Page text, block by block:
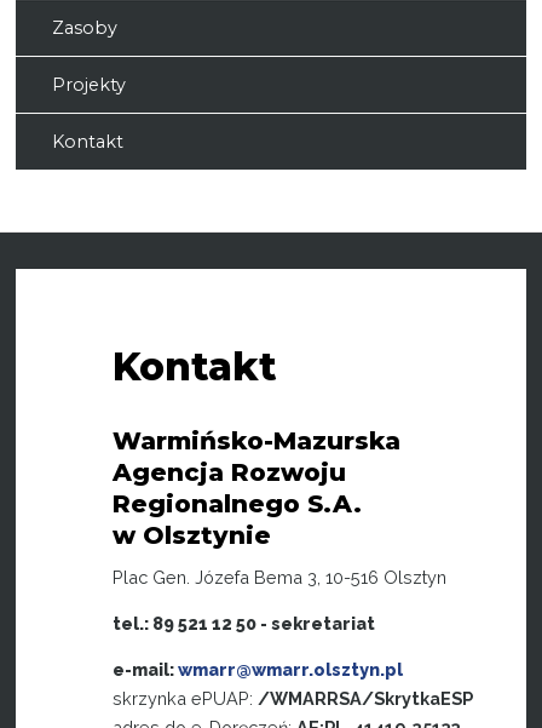
Zasoby
Projekty
Kontakt
Kontakt
Warmińsko-Mazurska
Agencja Rozwoju
Regionalnego S.A.
w Olsztynie
Plac Gen. Józefa Bema 3, 10-516 Olsztyn
tel.: 89 521 12 50 - sekretariat
e-mail:wmarr@wmarr.olsztyn.pl
skrzynka ePUAP: /WMARRSA/SkrytkaESP